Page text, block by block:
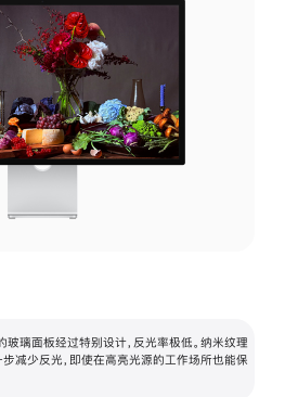
玻璃面板经过特别设计，反光率极低。纳米纹理
减少反光，即使在高亮光源的工作场所也能保